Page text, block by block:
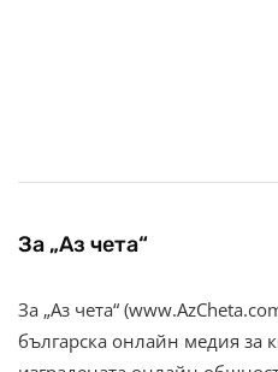
За „Аз чета“
За „Аз чета“
българска онлайн медия за